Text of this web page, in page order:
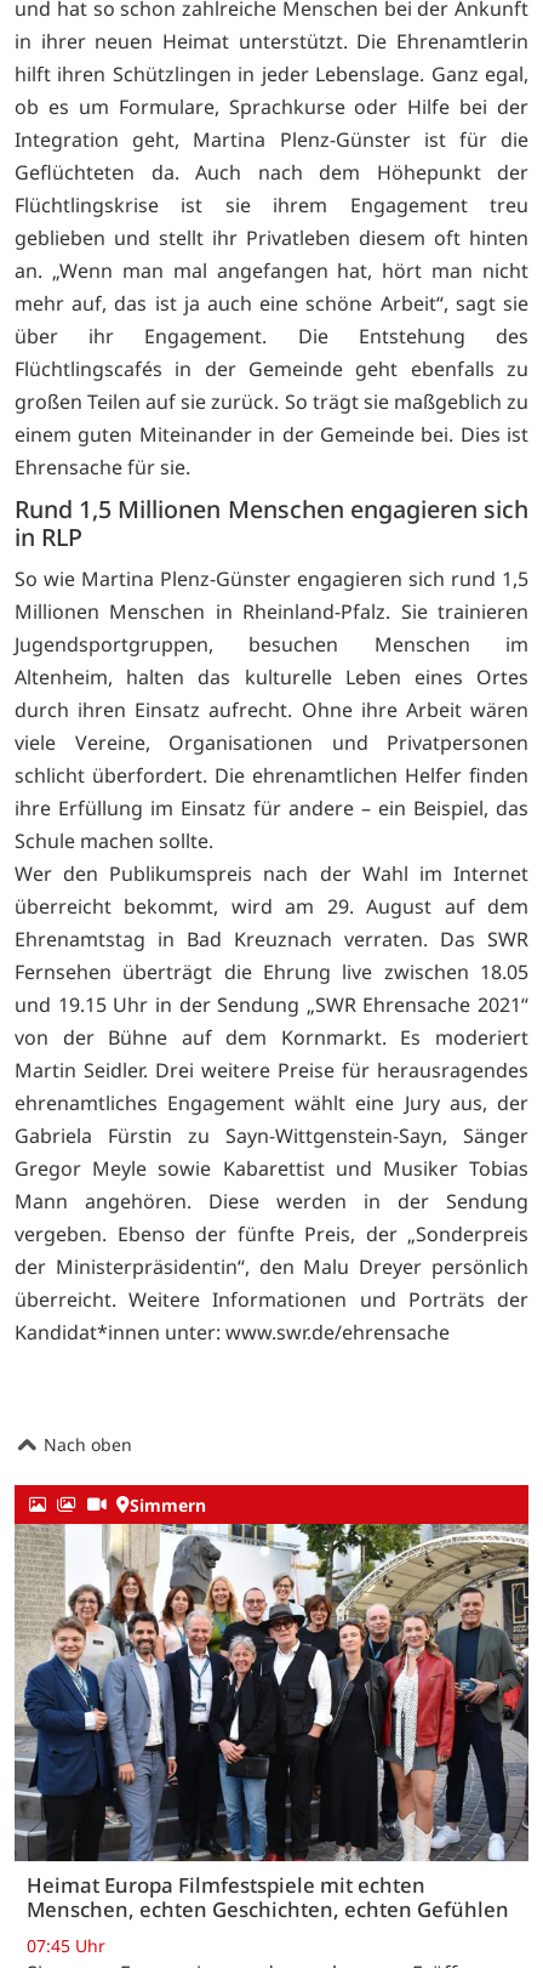
und hat so schon zahlreiche Menschen bei der Ankunft
in ihrer neuen Heimat unterstützt. Die Ehrenamtlerin
hilft ihren Schützlingen in jeder Lebenslage. Ganz egal,
ob es um Formulare, Sprachkurse oder Hilfe bei der
Integration geht, Martina Plenz-Günster ist für die
Geflüchteten da. Auch nach dem Höhepunkt der
Flüchtlingskrise ist sie ihrem Engagement treu
geblieben und stellt ihr Privatleben diesem oft hinten
an. „Wenn man mal angefangen hat, hört man nicht
mehr auf, das ist ja auch eine schöne Arbeit“, sagt sie
über ihr Engagement. Die Entstehung des
Flüchtlingscafés in der Gemeinde geht ebenfalls zu
großen Teilen auf sie zurück. So trägt sie maßgeblich zu
einem guten Miteinander in der Gemeinde bei. Dies ist
Ehrensache für sie.
Rund 1,5 Millionen Menschen engagieren sich
in RLP
So wie Martina Plenz-Günster engagieren sich rund 1,5
Millionen Menschen in Rheinland-Pfalz. Sie trainieren
Jugendsportgruppen, besuchen Menschen im
Altenheim, halten das kulturelle Leben eines Ortes
durch ihren Einsatz aufrecht. Ohne ihre Arbeit wären
viele Vereine, Organisationen und Privatpersonen
schlicht überfordert. Die ehrenamtlichen Helfer finden
ihre Erfüllung im Einsatz für andere – ein Beispiel, das
Schule machen sollte.
Wer den Publikumspreis nach der Wahl im Internet
überreicht bekommt, wird am 29. August auf dem
Ehrenamtstag in Bad Kreuznach verraten. Das SWR
Fernsehen überträgt die Ehrung live zwischen 18.05
und 19.15 Uhr in der Sendung „SWR Ehrensache 2021“
von der Bühne auf dem Kornmarkt. Es moderiert
Martin Seidler. Drei weitere Preise für herausragendes
ehrenamtliches Engagement wählt eine Jury aus, der
Gabriela Fürstin zu Sayn-Wittgenstein-Sayn, Sänger
Gregor Meyle sowie Kabarettist und Musiker Tobias
Mann angehören. Diese werden in der Sendung
vergeben. Ebenso der fünfte Preis, der „Sonderpreis
der Ministerpräsidentin“, den Malu Dreyer persönlich
überreicht. Weitere Informationen und Porträts der
Kandidat*innen unter: www.swr.de/ehrensache
Nach oben
Simmern
Heimat Europa Filmfestspiele mit echten
Menschen, echten Geschichten, echten Gefühlen
07:45 Uhr